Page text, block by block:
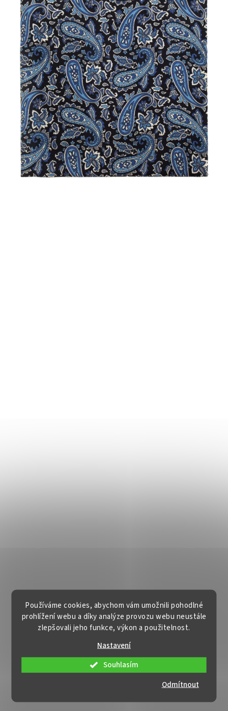
Používáme cookies, abychom vám umožnili pohodlné
prohlížení webu a díky analýze provozu webu neustále
zlepšovali jeho funkce, výkon a použitelnost.
Nastavení
Odmítnout
Souhlasím